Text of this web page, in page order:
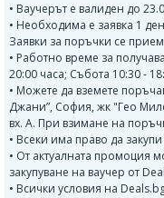
• Ваучерът е валиден до
• Необходима е заявка 1
Заявки за поръчки се
• Работно време за
20:00 часа; Събота 10:30 -
• Можете да вземете
Джани”, София, жк "Гео
вх. А. При взимане на
• Всеки има право да
• От актуалната промоция
закупуване на ваучер от
• Всички условия на